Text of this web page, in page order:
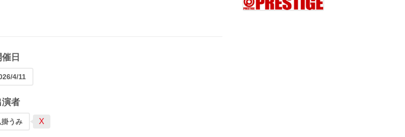
催日
4/11
演者
掛うみ X